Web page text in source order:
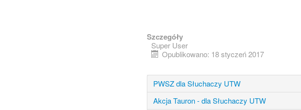
Szczegóły
Super User
Opublikowano: 18 styczeń 2017
PWSZ dla Słuchaczy UTW
Akcja Tauron - dla Słuchaczy UTW